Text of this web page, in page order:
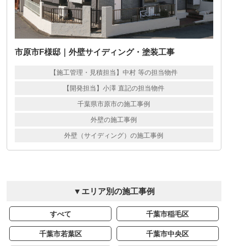
市原市F様邸｜外壁サイディング・塗装工事
【施工管理・見積担当】中村 等の担当物件
【開発担当】小澤 直記の担当物件
千葉県市原市の施工事例
外壁の施工事例
外壁（サイディング）の施工事例
▼エリア別の施工事例
すべて 千葉市稲毛区
千葉市若葉区 千葉市中央区